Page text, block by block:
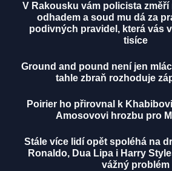
V Rakousku vám policista
odhadem a soud mu dá za
podivných pravidel, která vás
tisíce
Ground and pound není jen
tahle zbraň rozhoduje
Poirier ho přirovnal k
Amosovovi hrozbu pro
Stále více lidí opět spoléhá na
Ronaldo, Dua Lipa i Harry
vážný problém